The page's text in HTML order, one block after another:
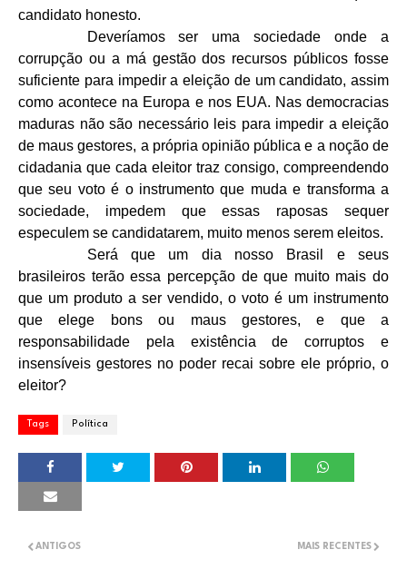
candidato honesto.
Deveríamos ser uma sociedade onde a
corrupção ou a má gestão dos recursos públicos fosse
suficiente para impedir a eleição de um candidato, assim
como acontece na Europa e nos EUA. Nas democracias
maduras não são necessário leis para impedir a eleição
de maus gestores, a própria opinião pública e a noção de
cidadania que cada eleitor traz consigo, compreendendo
que seu voto é o instrumento que muda e transforma a
sociedade, impedem que essas raposas sequer
especulem se candidatarem, muito menos serem eleitos.
Será que um dia nosso Brasil e seus
brasileiros terão essa percepção de que muito mais do
que um produto a ser vendido, o voto é um instrumento
que elege bons ou maus gestores, e que a
responsabilidade pela existência de corruptos e
insensíveis gestores no poder recai sobre ele próprio, o
eleitor?
Tags Política
MAIS RECENTES
ANTIGOS